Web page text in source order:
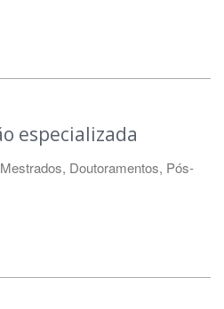
especializada
Doutoramentos, Pós-